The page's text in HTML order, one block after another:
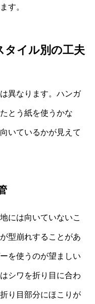
す。
タイル別の工夫
異なります。ハンガ
とう紙を使うかな
いているかが見えて
には向いていないこ
型崩れすることがあ
を使うのが望ましい
シワを折り目に合わ
り目部分にほこりが